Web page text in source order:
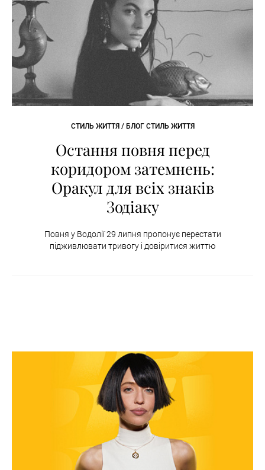
СТИЛЬ ЖИТТЯ / БЛОГ СТИЛЬ ЖИТТЯ
Остання повня перед
коридором затемнень:
Оракул для всіх знаків
Зодіаку
Повня у Водолії 29 липня пропонує перестати
підживлювати тривогу і довіритися життю